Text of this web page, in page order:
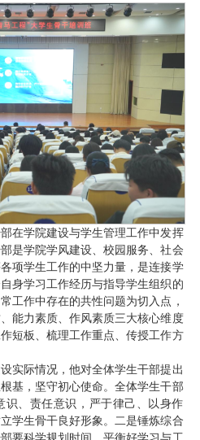
在学院建设与学生管理工作中发挥
是学院学风建设、校园服务、社会
项学生工作的中坚力量，是连接学
身学习工作经历与指导学生组织的
工作中存在的共性问题为切入点，
能力素质、作风素质三大核心维度
短板、梳理工作重点、传授工作方
实际情况，他对全体学生干部提出
基，坚守初心使命。全体学生干部
识、责任意识，严于律己、以身作
学生骨干良好形象。二是锤炼综合